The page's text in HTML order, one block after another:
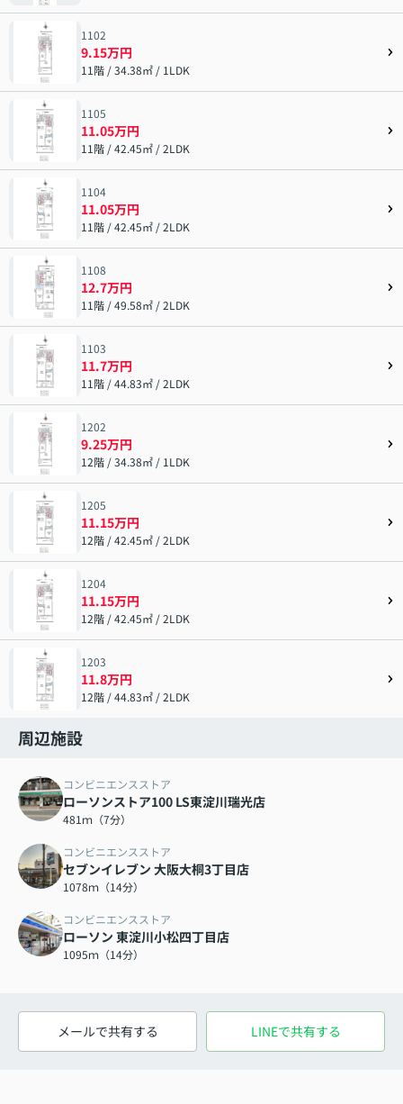
1102
9.15万円
11階 / 34.38㎡ / 1LDK
1105
11.05万円
11階 / 42.45㎡ / 2LDK
1104
11.05万円
11階 / 42.45㎡ / 2LDK
1108
12.7万円
11階 / 49.58㎡ / 2LDK
1103
11.7万円
11階 / 44.83㎡ / 2LDK
1202
9.25万円
12階 / 34.38㎡ / 1LDK
1205
11.15万円
12階 / 42.45㎡ / 2LDK
1204
11.15万円
12階 / 42.45㎡ / 2LDK
1203
11.8万円
12階 / 44.83㎡ / 2LDK
周辺施設
コンビニエンスストア
ローソンストア100 LS東淀川瑞光店
481ｍ（7分）
コンビニエンスストア
セブンイレブン 大阪大桐3丁目店
1078ｍ（14分）
コンビニエンスストア
ローソン 東淀川小松四丁目店
1095ｍ（14分）
メールで共有する LINEで共有する